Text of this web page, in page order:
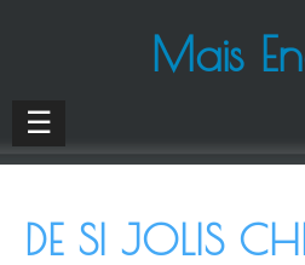
Mais
☰
DE SI JOLIS